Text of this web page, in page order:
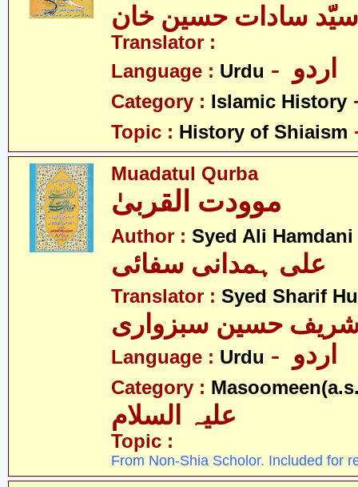
سیّد سادات حسین خان
Translator :
Language : Urdu
Category : Islamic History
Topic : History of Shiaism
Muadatul Qurba
Author : Syed Ali Hamdani
علی ہمدانی سفائی
Translator : Syed Sharif
حسین سبزواری
Language : Urdu
Category :
Topic :
From Non-Shia Scholor. Included for